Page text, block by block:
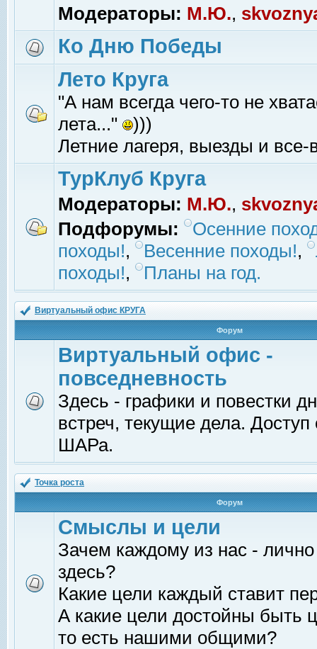
Модераторы: М.Ю.,
Ко Дню Победы
Лето Круга
"А нам всегда чего-то не
лета..."
)))
Летние лагеря, выезды и все-
ТурКлуб Круга
Модераторы: М.Ю.,
Подфорумы:
Осенние
походы!, Весенние походы!,
походы!, Планы на год.
Виртуальный офис КРУГА
Форум
Виртуальный офис -
повседневность
Здесь - графики и повестки
встреч, текущие дела.
ШАРа.
Точка роста
Форум
Смыслы и цели
Зачем каждому из нас -
здесь?
Какие цели каждый ставит
А какие цели достойны быть
то есть нашими общими?